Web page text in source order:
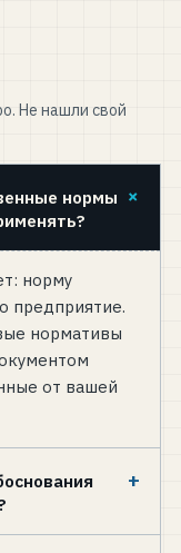
Не нашли свой
нормы +
норму
предприятие.
нормативы
от вашей
+